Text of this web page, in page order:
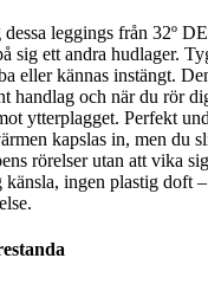
leggings från 32º
sig ett andra hudlager.
eller kännas instängt.
handlag och när du rör
ytterplagget. Perfekt
kapslas in, men du
rörelser utan att vika
ingen plastig doft